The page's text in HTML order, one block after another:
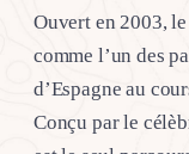
Ouvert en 2003,
comme l’un des
d’Espagne au
Conçu par le